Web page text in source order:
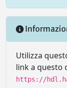
Utilizza
link a questo
https://